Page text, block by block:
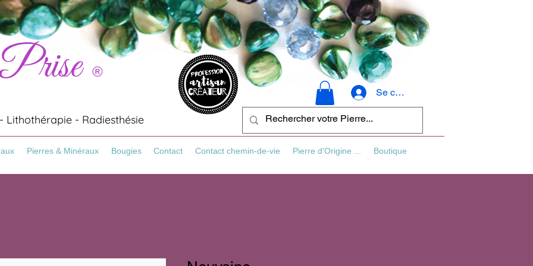
®
Se connecter
Lithothérapie - Radiesthésie
Pierres & Minéraux Bougies Contact Contact chemin-de-vie Pierre d'Origine ... Boutique